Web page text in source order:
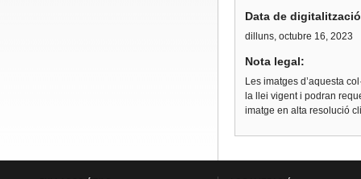
Data de
dilluns, octubre 16, 2023
Nota legal:
Les imatges d’aquesta
la llei vigent i podran
imatge en alta resolució